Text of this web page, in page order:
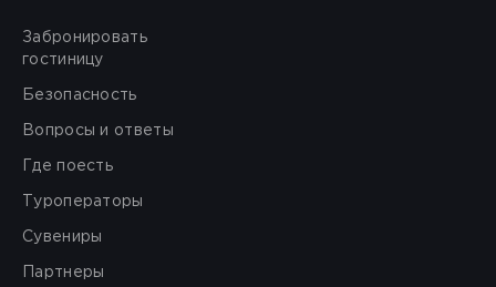
Забронировать
гостиницу
Безопасность
Вопросы и ответы
Где поесть
Туроператоры
Сувениры
Партнеры